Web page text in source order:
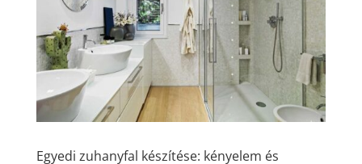
Egyedi zuhanyfal készítése: kényelem és